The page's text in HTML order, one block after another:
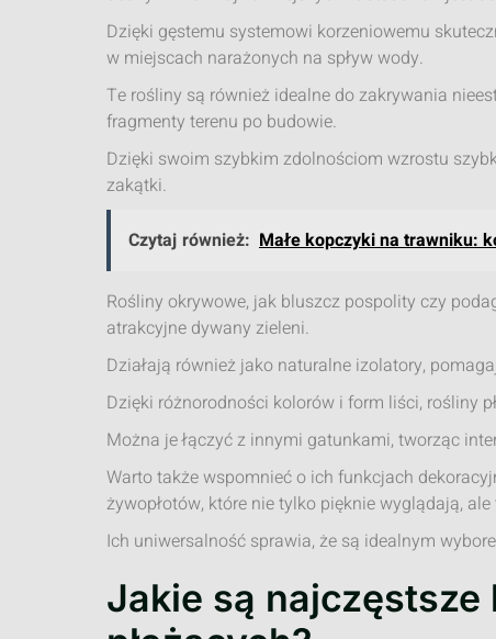
Dzięki gęstemu systemowi korzeniowemu
w miejscach narażonych na spływ wody.
Te rośliny są również idealne do zakrywania
fragmenty terenu po budowie.
Dzięki swoim szybkim zdolnościom wzrostu
zakątki.
Czytaj również: Małe kopczyki na trawniku:
Rośliny okrywowe, jak bluszcz pospolity czy
atrakcyjne dywany zieleni.
Działają również jako naturalne izolatory,
Dzięki różnorodności kolorów i form liści, rośliny
Można je łączyć z innymi gatunkami, tworząc
Warto także wspomnieć o ich funkcjach
żywopłotów, które nie tylko pięknie wyglądają,
Ich uniwersalność sprawia, że są idealnym
Jakie są najczęstsze